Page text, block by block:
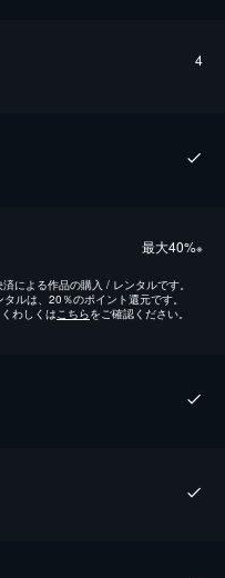
4
最⼤40%※
による作品の購入 / レンタルです。
ルは、20％のポイント還元です。
わしくはこちらをご確認ください。